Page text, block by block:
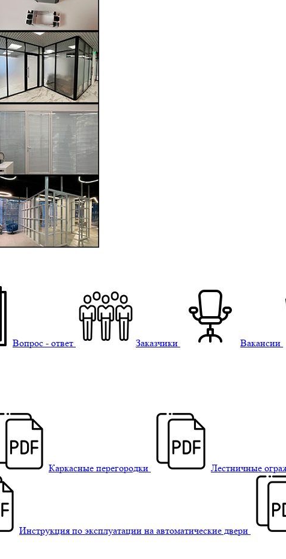
Вопрос - ответ Заказчики Вакансии
Каркасные перегородки Лестничные
Инструкция по эксплуатации на автоматические двери